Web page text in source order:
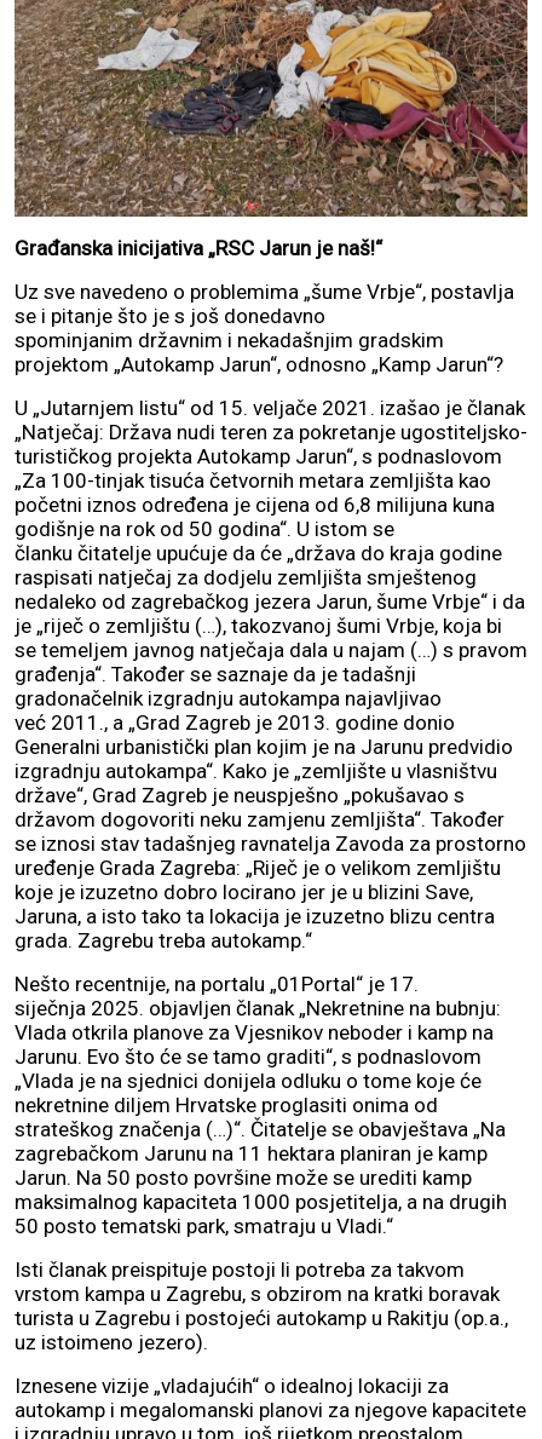
Građanska inicijativa „RSC Jarun je naš!“
Uz sve navedeno o problemima „šume Vrbje“, postavlja
se i pitanje što je s još donedavno
spominjanim državnim i nekadašnjim gradskim
projektom „Autokamp Jarun“, odnosno „Kamp Jarun“?
U „Jutarnjem listu“ od 15. veljače 2021. izašao je članak
„Natječaj: Država nudi teren za pokretanje ugostiteljsko-
turističkog projekta Autokamp Jarun“, s podnaslovom
„Za 100-tinjak tisuća četvornih metara zemljišta kao
početni iznos određena je cijena od 6,8 milijuna kuna
godišnje na rok od 50 godina“. U istom se
članku čitatelje upućuje da će „država do kraja godine
raspisati natječaj za dodjelu zemljišta smještenog
nedaleko od zagrebačkog jezera Jarun, šume Vrbje“ i da
je „riječ o zemljištu (…), takozvanoj šumi Vrbje, koja bi
se temeljem javnog natječaja dala u najam (…) s pravom
građenja“. Također se saznaje da je tadašnji
gradonačelnik izgradnju autokampa najavljivao
već 2011., a „Grad Zagreb je 2013. godine donio
Generalni urbanistički plan kojim je na Jarunu predvidio
izgradnju autokampa“. Kako je „zemljište u vlasništvu
države“, Grad Zagreb je neuspješno „pokušavao s
državom dogovoriti neku zamjenu zemljišta“. Također
se iznosi stav tadašnjeg ravnatelja Zavoda za prostorno
uređenje Grada Zagreba: „Riječ je o velikom zemljištu
koje je izuzetno dobro locirano jer je u blizini Save,
Jaruna, a isto tako ta lokacija je izuzetno blizu centra
grada. Zagrebu treba autokamp.“
Nešto recentnije, na portalu „01Portal“ je 17.
siječnja 2025. objavljen članak „Nekretnine na bubnju:
Vlada otkrila planove za Vjesnikov neboder i kamp na
Jarunu. Evo što će se tamo graditi“, s podnaslovom
„Vlada je na sjednici donijela odluku o tome koje će
nekretnine diljem Hrvatske proglasiti onima od
strateškog značenja (…)“. Čitatelje se obavještava „Na
zagrebačkom Jarunu na 11 hektara planiran je kamp
Jarun. Na 50 posto površine može se urediti kamp
maksimalnog kapaciteta 1000 posjetitelja, a na drugih
50 posto tematski park, smatraju u Vladi.“
Isti članak preispituje postoji li potreba za takvom
vrstom kampa u Zagrebu, s obzirom na kratki boravak
turista u Zagrebu i postojeći autokamp u Rakitju (op.a.,
uz istoimeno jezero).
Iznesene vizije „vladajućih“ o idealnoj lokaciji za
autokamp i megalomanski planovi za njegove kapacitete